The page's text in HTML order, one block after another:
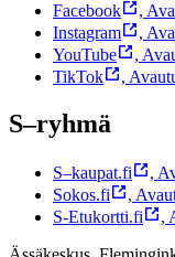
Facebook
,
Instagram
,
YouTube
,
TikTok
,
S–ryhmä
S–kaupat.fi ,
Sokos.fi
,
S-Etukortti.fi
,